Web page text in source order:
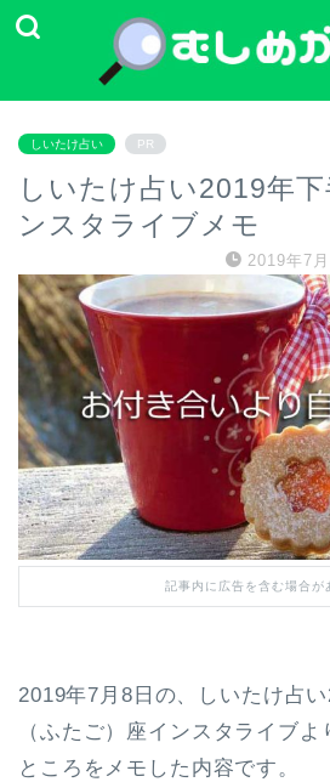
しいたけ占い PR
しいたけ占い2019年下
ンスタライブメモ
2019年7
記事内に広告を含む場合が
2019年7月8日の、しいたけ占
（ふたご）座インスタライブ
ところをメモした内容です。